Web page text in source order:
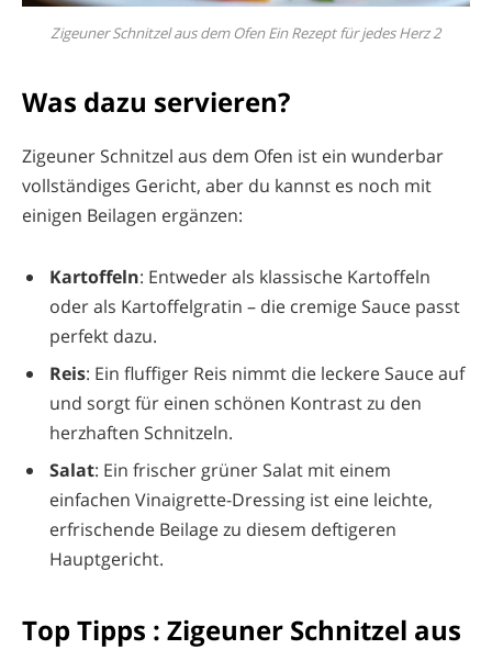
Zigeuner Schnitzel aus dem Ofen Ein Rezept für jedes Herz 2
Was dazu servieren?
Zigeuner Schnitzel aus dem Ofen ist ein wunderbar
vollständiges Gericht, aber du kannst es noch mit
einigen Beilagen ergänzen:
Kartoffeln: Entweder als klassische Kartoffeln
oder als Kartoffelgratin – die cremige Sauce passt
perfekt dazu.
Reis: Ein fluffiger Reis nimmt die leckere Sauce auf
und sorgt für einen schönen Kontrast zu den
herzhaften Schnitzeln.
Salat: Ein frischer grüner Salat mit einem
einfachen Vinaigrette-Dressing ist eine leichte,
erfrischende Beilage zu diesem deftigeren
Hauptgericht.
Top Tipps : Zigeuner Schnitzel aus